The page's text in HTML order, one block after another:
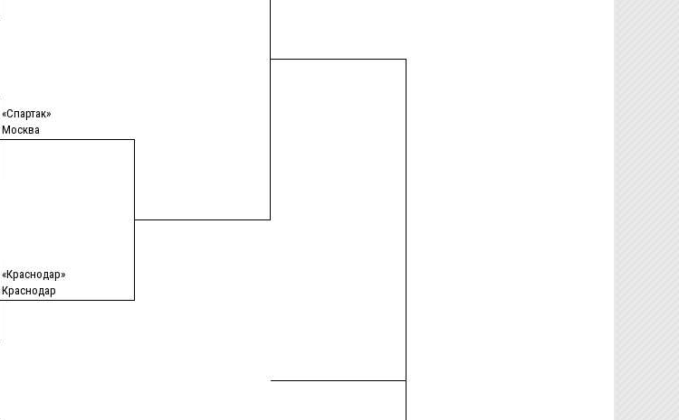
«Спартак»
Москва
«Краснодар»
Краснодар